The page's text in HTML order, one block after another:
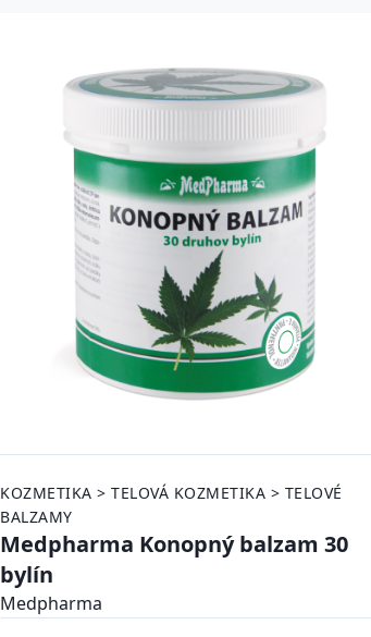
KOZMETIKA > TELOVÁ KOZMETIKA > TELOVÉ
BALZAMY
Medpharma Konopný balzam 30
bylín
Medpharma